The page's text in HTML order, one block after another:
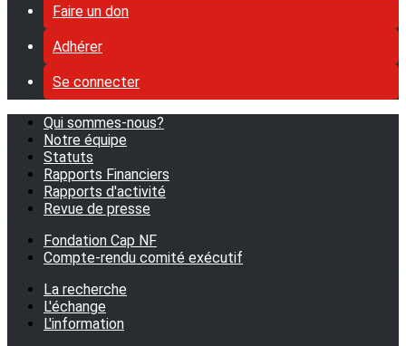
Faire un don
Adhérer
Se connecter
Qui sommes-nous?
Notre équipe
Statuts
Rapports Financiers
Rapports d'activité
Revue de presse
Fondation Cap NF
Compte-rendu comité exécutif
La recherche
L'échange
L'information